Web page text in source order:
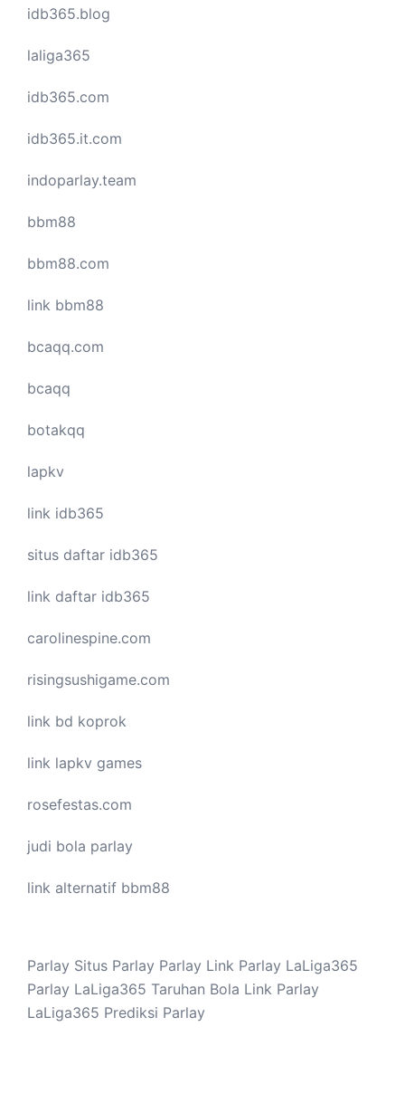
idb365.blog
laliga365
idb365.com
idb365.it.com
indoparlay.team
bbm88
bbm88.com
link bbm88
bcaqq.com
bcaqq
botakqq
lapkv
link idb365
situs daftar idb365
link daftar idb365
carolinespine.com
risingsushigame.com
link bd koprok
link lapkv games
rosefestas.com
judi bola parlay
link alternatif bbm88
Parlay Situs Parlay Parlay Link Parlay LaLiga365
Parlay LaLiga365 Taruhan Bola Link Parlay
LaLiga365 Prediksi Parlay